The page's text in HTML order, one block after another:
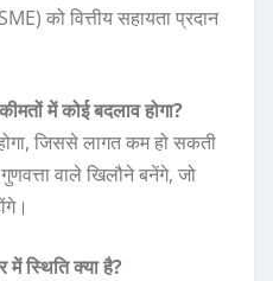
को वित्तीय सहायता प्रदान
में कोई बदलाव होगा?
जिससे लागत कम हो सकती
वाले खिलौने बनेंगे, जो
में स्थिति क्या है?